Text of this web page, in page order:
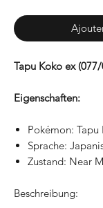
Tapu Koko ex
Eigenschaften:
Pokémon: Tapu
Sprache:
Zustand: Near
Beschreibung: